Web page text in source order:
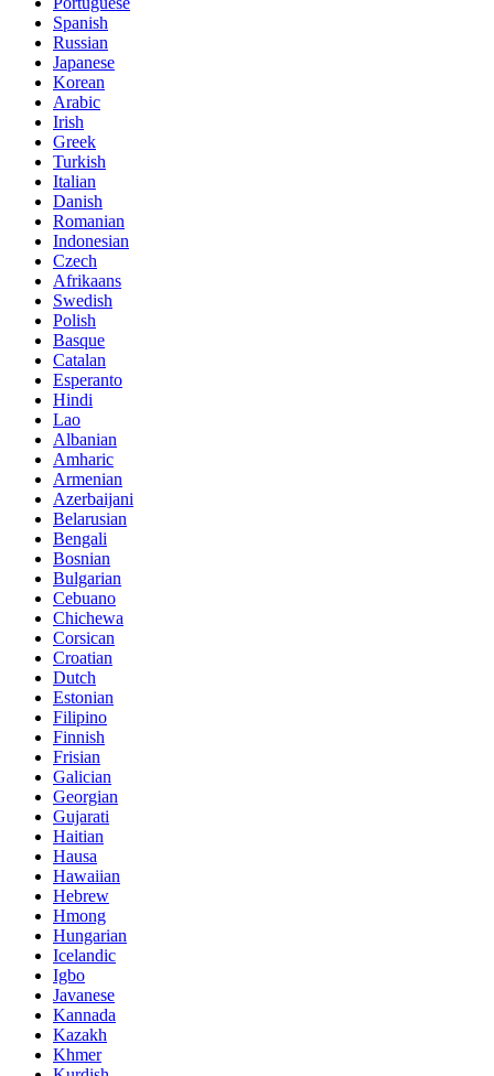
Spanish
Russian
Japanese
Korean
Arabic
Irish
Greek
Turkish
Italian
Danish
Romanian
Indonesian
Czech
Afrikaans
Swedish
Polish
Basque
Catalan
Esperanto
Hindi
Lao
Albanian
Amharic
Armenian
Azerbaijani
Belarusian
Bengali
Bosnian
Bulgarian
Cebuano
Chichewa
Corsican
Croatian
Dutch
Estonian
Filipino
Finnish
Frisian
Galician
Georgian
Gujarati
Haitian
Hausa
Hawaiian
Hebrew
Hmong
Hungarian
Icelandic
Igbo
Javanese
Kannada
Kazakh
Khmer